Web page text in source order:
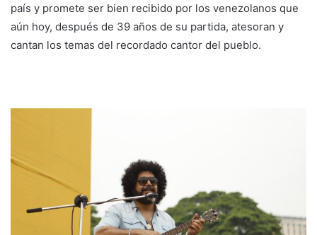
país y promete ser bien recibido por los venezolanos que
aún hoy, después de 39 años de su partida, atesoran y
cantan los temas del recordado cantor del pueblo.